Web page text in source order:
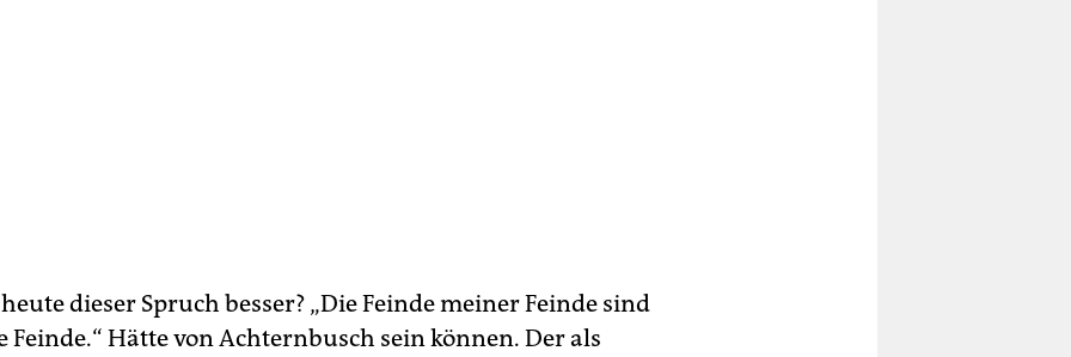
dieser Spruch besser? „Die Feinde meiner Feinde sind
Feinde.“ Hätte von Achternbusch sein können. Der als